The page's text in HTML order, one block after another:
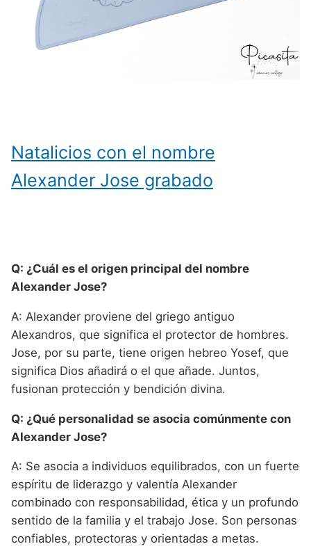
Natalicios con el nombre
Alexander Jose grabado
Q: ¿Cuál es el origen principal del nombre
Alexander Jose?
A: Alexander proviene del griego antiguo
Alexandros, que significa el protector de hombres.
Jose, por su parte, tiene origen hebreo Yosef, que
significa Dios añadirá o el que añade. Juntos,
fusionan protección y bendición divina.
Q: ¿Qué personalidad se asocia comúnmente con
Alexander Jose?
A: Se asocia a individuos equilibrados, con un fuerte
espíritu de liderazgo y valentía Alexander
combinado con responsabilidad, ética y un profundo
sentido de la familia y el trabajo Jose. Son personas
confiables, protectoras y orientadas a metas.